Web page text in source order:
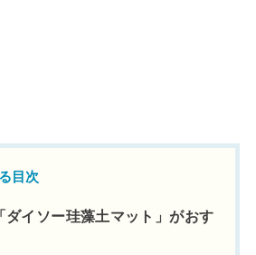
目次
ダイソー珪藻土マット」がおす